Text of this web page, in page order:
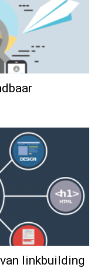
linkbuilding